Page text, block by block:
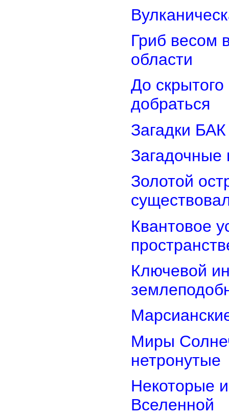
Гриб весом
области
До
добраться
Загадки
Загадочные
Золотой
Квантовое
Ключевой
Миры
нетронутые
Некоторые
Вселенной